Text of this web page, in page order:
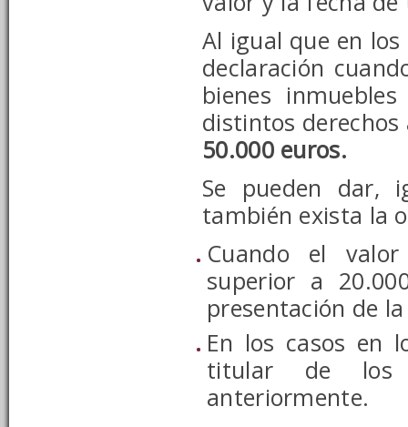
Al igual que en
declaración
bienes
distintos
50.000 euros.
Se pueden dar,
también exista la
Cuando el
superior a
presentación de
En los casos en
titular de los
anteriormente.